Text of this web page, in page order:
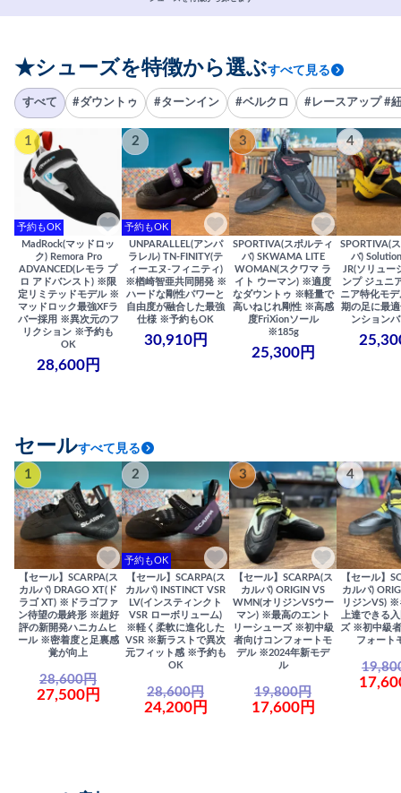
★シューズを特徴から選ぶすべて見る
すべて #ダウントゥ #ターンイン #ベルクロ #レースアップ #
1
予約もOK
MadRock(マッドロッ
ク) Remora Pro
ADVANCED(レモラ プ
ロ アドバンスト) ※限
定リミテッドモデル ※
マッドロック最強XFラ
バー採用 ※異次元のフ
リクション ※予約も
OK
28,600円
2
予約もOK
UNPARALLEL(アンパ
ラレル) TN-FINITY(テ
ィーエヌ-フィニティ)
※楢崎智亜共同開発 ※
ハードな剛性パワーと
自由度が融合した最強
仕様 ※予約もOK
30,910円
3
SPORTIVA(スポルティ
バ) SKWAMA LITE
WOMAN(スクワマ ラ
イト ウーマン) ※適度
なダウントゥ ※軽量で
高いねじれ剛性 ※高感
度FriXionソール
※185g
25,300円
4
SPORTIVA(
バ)
JR(ソリュー
ンプ ジュニ
ニア特化モ
期の足に最
ンション
セールすべて見る
1
【セール】SCARPA(ス
カルパ) DRAGO XT(ド
ラゴ XT) ※ドラゴファ
ン待望の最終形 ※超好
評の新開発ハニカムヒ
ール ※密着度と足裏感
覚が向上
28,600円
27,500円
2
予約もOK
【セール】SCARPA(ス
カルパ) INSTINCT VSR
LV(インスティンクト
VSR ローボリューム)
※軽く柔軟に進化した
VSR ※新ラストで異次
元フィット感 ※予約も
OK
28,600円
24,200円
3
【セール】SCARPA(ス
カルパ) ORIGIN VS
WMN(オリジンVSウー
マン) ※最高のエント
リーシューズ ※初中級
者向けコンフォートモ
デル ※2024年新モデ
ル
19,800円
17,600円
4
【セール】
カルパ)
リジンVS) ※
上達できる
ズ ※初中級
フォート